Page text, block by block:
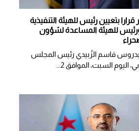
بتعيين رئيس للهيئة التنفيذية
للهيئة المساعدة لشؤون
قاسم الزُبيدي رئيس المجلس
اليوم السبت، الموافق 2...